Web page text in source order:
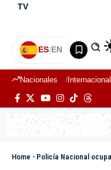
TV
ES|EN
Nacionales
Home - Policía Nacional ocupa máquina